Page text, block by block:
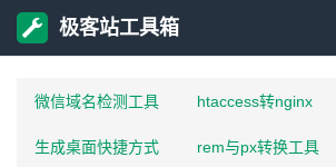
极客站工具箱
微信域名检测工具 htaccess转nginx
生成桌面快捷方式 rem与px转换工具